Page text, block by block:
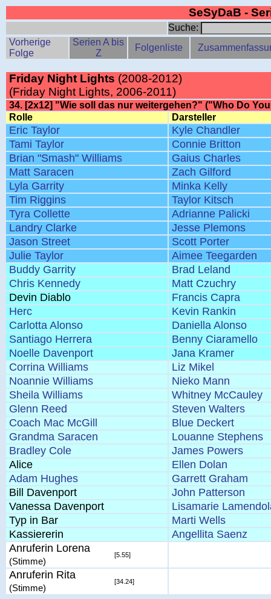
SeSyDaB -
Suche:
Vorherige
Folge
Serien A bis
Z
Folgenliste
Friday Night Lights (2008-2012)
(Friday Night Lights, 2006-2011)
34. [2x12] "Wie soll das nur weitergehen?" ("Who Do
Rolle
Darsteller
Eric Taylor
Kyle Chandler
Tami Taylor
Connie Britton
Brian "Smash" Williams
Gaius Charles
Matt Saracen
Zach Gilford
Lyla Garrity
Minka Kelly
Tim Riggins
Taylor Kitsch
Tyra Collette
Adrianne Palicki
Landry Clarke
Jesse Plemons
Jason Street
Scott Porter
Julie Taylor
Aimee Teegarden
Buddy Garrity
Brad Leland
Chris Kennedy
Matt Czuchry
Devin Diablo
Francis Capra
Herc
Kevin Rankin
Carlotta Alonso
Daniella Alonso
Santiago Herrera
Benny Ciaramello
Noelle Davenport
Jana Kramer
Corrina Williams
Liz Mikel
Noannie Williams
Nieko Mann
Sheila Williams
Whitney McCauley
Glenn Reed
Steven Walters
Coach Mac McGill
Blue Deckert
Grandma Saracen
Louanne Stephens
Bradley Cole
James Powers
Alice
Ellen Dolan
Adam Hughes
Garrett Graham
Bill Davenport
John Patterson
Vanessa Davenport
Lisamarie
Typ in Bar
Marti Wells
Kassiererin
Angellita Saenz
Anruferin Lorena
(Stimme)
[5.55]
Anruferin Rita
(Stimme)
[34.24]